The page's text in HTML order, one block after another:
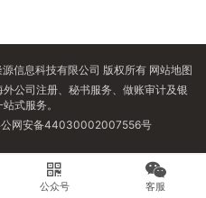
信息科技有限公司 版权所有 网站地图
公司注册、秘书服务、做账审计及银
式服务。
网安备44030002007556号
公众号 客服